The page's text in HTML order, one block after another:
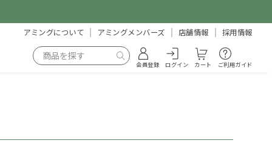
アミングについて アミングメンバーズ 店舗情報 採用情報
会員登録 ログイン カート ご利用ガイド